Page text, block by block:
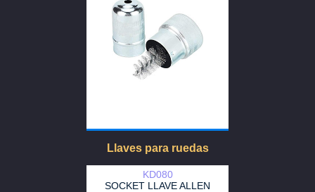
Llaves para ruedas
KD080
SOCKET LLAVE ALLEN